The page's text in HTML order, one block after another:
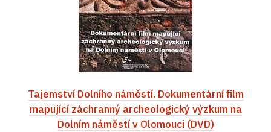
Tajemství Dolního náměstí. Dokumentární film
mapující záchranný archeologický výzkum na
Dolním náměstí v Olomouci (DVD)